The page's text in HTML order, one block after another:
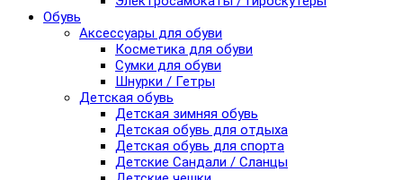
Обувь
Аксессуары для обуви
Косметика для обуви
Сумки для обуви
Шнурки / Гетры
Детская обувь
Детская зимняя обувь
Детская обувь для отдыха
Детская обувь для спорта
Детские Сандали / Сланцы